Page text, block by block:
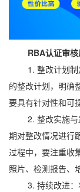
RBA认证审
1. 整改计划制定
的整改计划，明确
要具有针对性和可
2. 整改实施与跟
期对整改情况进行
过程中，要注重收
照片、检测报告、
3. 持续改进：将